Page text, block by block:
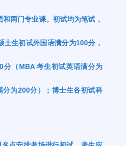
两门专业课。初试均为笔试，
士生初试外国语满分为100分，
分（MBA考生初试英语满分为
分为200分）；博士生各初试科